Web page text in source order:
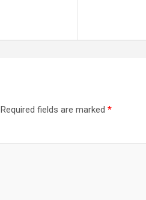
Required fields are marked *